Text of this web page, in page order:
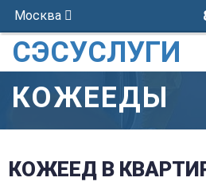
Москва
СЭСУСЛУГИ
КОЖЕЕДЫ
КОЖЕЕД В